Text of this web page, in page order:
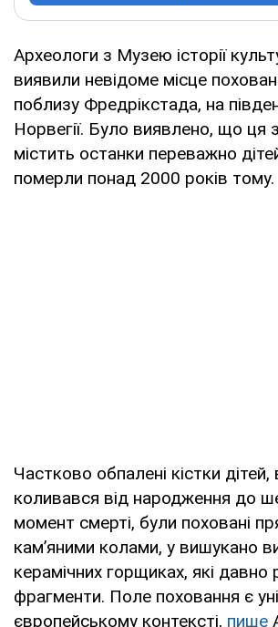
Археологи з Музею історії
виявили невідоме місце
поблизу Фредрікстада, на
Норвегії. Було виявлено, що ця
містить останки переважно
померли понад 2000 років тому.
Частково обпалені кістки дітей,
коливався від народження до
момент смерті, були поховані
кам’яними колами, у вишукано
керамічних горщиках, які давно
фрагменти. Поле поховання є
європейському контексті, пише